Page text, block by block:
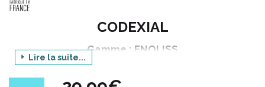
CODEXIAL
Gamme : ENOLISS
Produit : PERFECT SKIN 20 AHA - GEL
RENOVATEUR NUIT MICRO PEELING
Lire la suite...